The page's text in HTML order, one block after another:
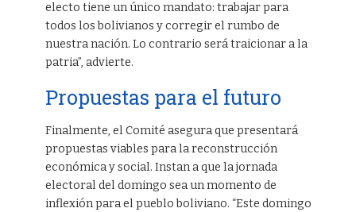
electo tiene un único mandato: trabajar para
todos los bolivianos y corregir el rumbo de
nuestra nación. Lo contrario será traicionar a la
patria”, advierte.
Propuestas para el futuro
Finalmente, el Comité asegura que presentará
propuestas viables para la reconstrucción
económica y social. Instan a que la jornada
electoral del domingo sea un momento de
inflexión para el pueblo boliviano. “Este domingo